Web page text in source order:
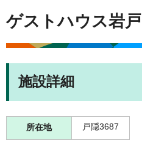
ゲストハウス岩戸
施設詳細
所在地 戸隠3687